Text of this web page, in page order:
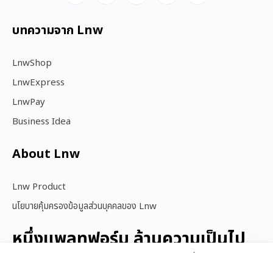
บทความจาก Lnw
LnwShop
LnwExpress
LnwPay
Business Idea
About Lnw​
Lnw Product
นโยบายคุ้มครองข้อมูลส่วนบุคคลของ Lnw
หนึ่งแพลทฟอร์ม ล้านความเป็นไป